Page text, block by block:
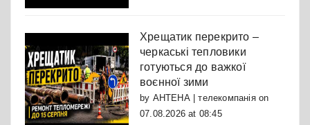
Хрещатик перекрито –
черкаські тепловики
готуються до важкої
воєнної зими
by АНТЕНА | телекомпаніяon
07.08.2026 at 08:45